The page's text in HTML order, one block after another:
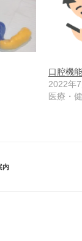
口腔機
2022年
医療・
内